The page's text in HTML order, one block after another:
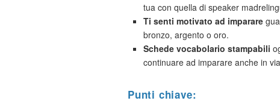
tua con quella di speaker
Ti senti motivato ad imparare
bronzo, argento o oro.
Schede vocabolario stampabili
continuare ad imparare anche in
Punti chiave: